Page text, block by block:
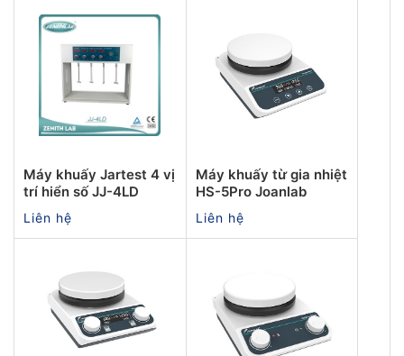
Máy khuấy Jartest 4 vị
trí hiển số JJ-4LD
Liên hệ
Máy khuấy từ gia nhiệt
HS-5Pro Joanlab
Liên hệ